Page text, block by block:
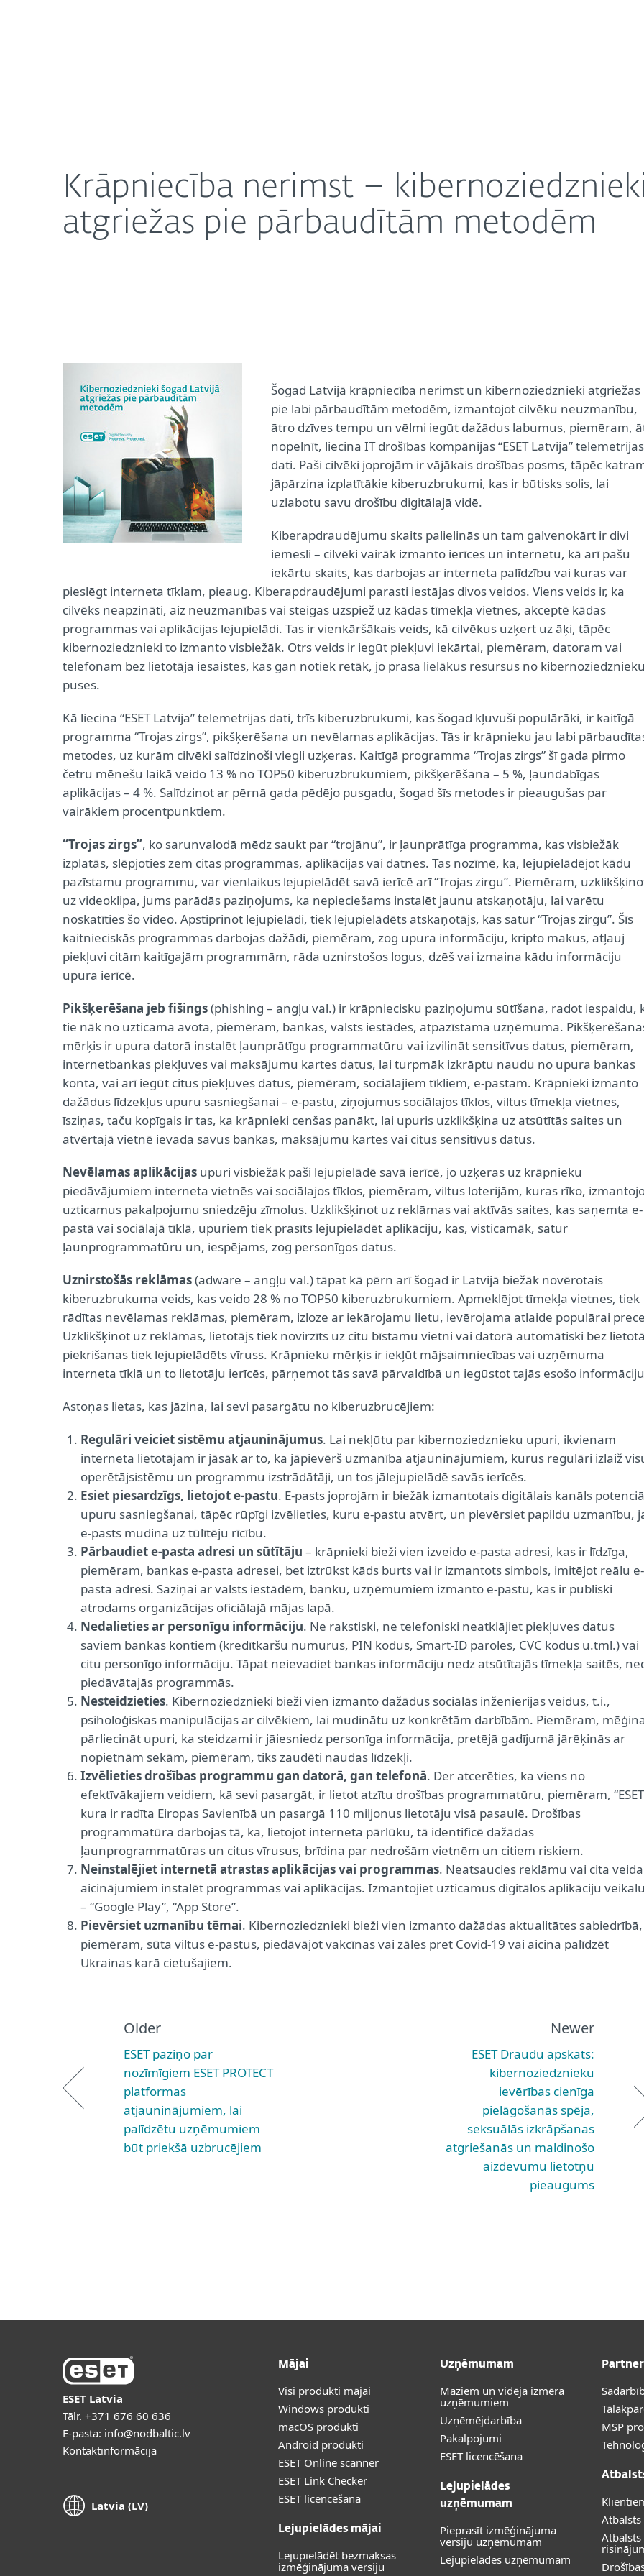
Krāpniecība nerimst –
atgriežas pie pārbaudītām metodēm
Šogad Latvijā krāpniecība nerimst un kibernoziedznieki atgriežas
pie labi pārbaudītām metodēm, izmantojot cilvēku neuzmanību,
ātro dzīves tempu un vēlmi iegūt dažādus labumus, piemēram,
nopelnīt, liecina IT drošības kompānijas “ESET Latvija” telemetrijas
dati. Paši cilvēki joprojām ir vājākais drošības posms, tāpēc
jāpārzina izplatītākie kiberuzbrukumi, kas ir būtisks solis, lai
uzlabotu savu drošību digitālajā vidē.
Kiberapdraudējumu skaits palielinās un tam galvenokārt ir divi
iemesli – cilvēki vairāk izmanto ierīces un internetu, kā arī pašu
iekārtu skaits, kas darbojas ar interneta palīdzību vai kuras var
pieslēgt interneta tīklam, pieaug. Kiberapdraudējumi parasti iestājas divos veidos. Viens veids ir, ka
cilvēks neapzināti, aiz neuzmanības vai steigas uzspiež uz kādas tīmekļa vietnes, akceptē kādas
programmas vai aplikācijas lejupielādi. Tas ir vienkāršākais veids, kā cilvēkus uzķert uz āķi, tāpēc
kibernoziedznieki to izmanto visbiežāk. Otrs veids ir iegūt piekļuvi iekārtai, piemēram, datoram vai
telefonam bez lietotāja iesaistes, kas gan notiek retāk, jo prasa lielākus resursus no kibernoziedznieku
puses.
Kā liecina “ESET Latvija” telemetrijas dati, trīs kiberuzbrukumi, kas šogad kļuvuši populārāki, ir kaitīgā
programma “Trojas zirgs”, pikšķerēšana un nevēlamas aplikācijas. Tās ir krāpnieku jau labi
metodes, uz kurām cilvēki salīdzinoši viegli uzķeras. Kaitīgā programma “Trojas zirgs” šī gada pirmo
četru mēnešu laikā veido 13 % no TOP50 kiberuzbrukumiem, pikšķerēšana – 5 %, ļaundabīgas
aplikācijas – 4 %. Salīdzinot ar pērnā gada pēdējo pusgadu, šogad šīs metodes ir pieaugušas par
vairākiem procentpunktiem.
“Trojas zirgs”, ko sarunvalodā mēdz saukt par “trojānu”, ir ļaunprātīga programma, kas visbiežāk
izplatās, slēpjoties zem citas programmas, aplikācijas vai datnes. Tas nozīmē, ka, lejupielādējot kādu
pazīstamu programmu, var vienlaikus lejupielādēt savā ierīcē arī “Trojas zirgu”. Piemēram,
uz videoklipa, jums parādās paziņojums, ka nepieciešams instalēt jaunu atskaņotāju, lai varētu
noskatīties šo video. Apstiprinot lejupielādi, tiek lejupielādēts atskaņotājs, kas satur “Trojas zirgu”. Šīs
kaitnieciskās programmas darbojas dažādi, piemēram, zog upura informāciju, kripto makus, atļauj
piekļuvi citām kaitīgajām programmām, rāda uznirstošos logus, dzēš vai izmaina kādu informāciju
upura ierīcē.
Pikšķerēšana jeb fišings(phishing – angļu val.) ir krāpniecisku paziņojumu sūtīšana, radot iespaidu,
tie nāk no uzticama avota, piemēram, bankas, valsts iestādes, atpazīstama uzņēmuma.
mērķis ir upura datorā instalēt ļaunprātīgu programmatūru vai izvilināt sensitīvus datus, piemēram,
internetbankas piekļuves vai maksājumu kartes datus, lai turpmāk izkrāptu naudu no upura bankas
konta, vai arī iegūt citus piekļuves datus, piemēram, sociālajiem tīkliem, e-pastam. Krāpnieki izmanto
dažādus līdzekļus upuru sasniegšanai – e-pastu, ziņojumus sociālajos tīklos, viltus tīmekļa vietnes,
īsziņas, taču kopīgais ir tas, ka krāpnieki cenšas panākt, lai upuris uzklikšķina uz atsūtītās saites un
atvērtajā vietnē ievada savus bankas, maksājumu kartes vai citus sensitīvus datus.
Nevēlamas aplikācijas upuri visbiežāk paši lejupielādē savā ierīcē, jo uzķeras uz krāpnieku
piedāvājumiem interneta vietnēs vai sociālajos tīklos, piemēram, viltus loterijām, kuras rīko,
uzticamus pakalpojumu sniedzēju zīmolus. Uzklikšķinot uz reklāmas vai aktīvās saites, kas saņemta e-
pastā vai sociālajā tīklā, upuriem tiek prasīts lejupielādēt aplikāciju, kas, visticamāk, satur
ļaunprogrammatūru un, iespējams, zog personīgos datus.
Uznirstošās reklāmas(adware – angļu val.) tāpat kā pērn arī šogad ir Latvijā biežāk novērotais
kiberuzbrukuma veids, kas veido 28 % no TOP50 kiberuzbrukumiem. Apmeklējot tīmekļa vietnes, tiek
rādītas nevēlamas reklāmas, piemēram, izloze ar iekārojamu lietu, ievērojama atlaide populārai
Uzklikšķinot uz reklāmas, lietotājs tiek novirzīts uz citu bīstamu vietni vai datorā automātiski bez
piekrišanas tiek lejupielādēts vīruss. Krāpnieku mērķis ir iekļūt mājsaimniecības vai uzņēmuma
interneta tīklā un to lietotāju ierīcēs, pārņemot tās savā pārvaldībā un iegūstot tajās esošo
Astoņas lietas, kas jāzina, lai sevi pasargātu no kiberuzbrucējiem:
Regulāri veiciet sistēmu atjauninājumus. Lai nekļūtu par kibernoziedznieku upuri, ikvienam
interneta lietotājam ir jāsāk ar to, ka jāpievērš uzmanība atjauninājumiem, kurus regulāri izlaiž
operētājsistēmu un programmu izstrādātāji, un tos jālejupielādē savās ierīcēs.
Esiet piesardzīgs, lietojot e-pastu. E-pasts joprojām ir biežāk izmantotais digitālais kanāls
upuru sasniegšanai, tāpēc rūpīgi izvēlieties, kuru e-pastu atvērt, un pievērsiet papildu uzmanību,
e-pasts mudina uz tūlītēju rīcību.
Pārbaudiet e-pasta adresi un sūtītāju – krāpnieki bieži vien izveido e-pasta adresi, kas ir līdzīga,
piemēram, bankas e-pasta adresei, bet iztrūkst kāds burts vai ir izmantots simbols, imitējot reālu e-
pasta adresi. Saziņai ar valsts iestādēm, banku, uzņēmumiem izmanto e-pastu, kas ir publiski
atrodams organizācijas oficiālajā mājas lapā.
Nedalieties ar personīgu informāciju. Ne rakstiski, ne telefoniski neatklājiet piekļuves datus
saviem bankas kontiem (kredītkaršu numurus, PIN kodus, Smart-ID paroles, CVC kodus u.tml.) vai
citu personīgo informāciju. Tāpat neievadiet bankas informāciju nedz atsūtītajās tīmekļa saitēs,
piedāvātajās programmās.
Nesteidzieties. Kibernoziedznieki bieži vien izmanto dažādus sociālās inženierijas veidus, t.i.,
psiholoģiskas manipulācijas ar cilvēkiem, lai mudinātu uz konkrētām darbībām. Piemēram,
pārliecināt upuri, ka steidzami ir jāiesniedz personīga informācija, pretējā gadījumā jārēķinās ar
nopietnām sekām, piemēram, tiks zaudēti naudas līdzekļi.
Izvēlieties drošības programmu gan datorā, gan telefonā. Der atcerēties, ka viens no
efektīvākajiem veidiem, kā sevi pasargāt, ir lietot atzītu drošības programmatūru, piemēram,
kura ir radīta Eiropas Savienībā un pasargā 110 miljonus lietotāju visā pasaulē. Drošības
programmatūra darbojas tā, ka, lietojot interneta pārlūku, tā identificē dažādas
ļaunprogrammatūras un citus vīrusus, brīdina par nedrošām vietnēm un citiem riskiem.
Neinstalējiet internetā atrastas aplikācijas vai programmas. Neatsaucies reklāmu vai cita veida
aicinājumiem instalēt programmas vai aplikācijas. Izmantojiet uzticamus digitālos aplikāciju
– “Google Play”, “App Store”.
Pievērsiet uzmanību tēmai. Kibernoziedznieki bieži vien izmanto dažādas aktualitātes sabiedrībā,
piemēram, sūta viltus e-pastus, piedāvājot vakcīnas vai zāles pret Covid-19 vai aicina palīdzēt
Ukrainas karā cietušajiem.
Older
ESET paziņo par
nozīmīgiem ESET PROTECT
platformas
atjauninājumiem, lai
palīdzētu uzņēmumiem
būt priekšā uzbrucējiem
Newer
ESET Draudu apskats:
kibernoziedznieku
ievērības cienīga
pielāgošanās spēja,
seksuālās izkrāpšanas
atgriešanās un maldinošo
aizdevumu lietotņu
pieaugums
ESET Latvia
Tālr. +371 676 60 636
E-pasta: info@nodbaltic.lv
Kontaktinformācija
Latvia (LV)
Mājai
Visi produkti mājai
Windows produkti
macOS produkti
Android produkti
ESET Online scanner
ESET Link Checker
ESET licencēšana
Lejupielādes mājai
Lejupielādēt bezmaksas
izmēģinājuma versiju
Uzņēmumam
Maziem un vidēja izmēra
uzņēmumiem
Uzņēmējdarbība
Pakalpojumi
ESET licencēšana
Lejupielādes
uzņēmumam
Pieprasīt izmēģinājuma
versiju uzņēmumam
Lejupielādes uzņēmumam
MSP